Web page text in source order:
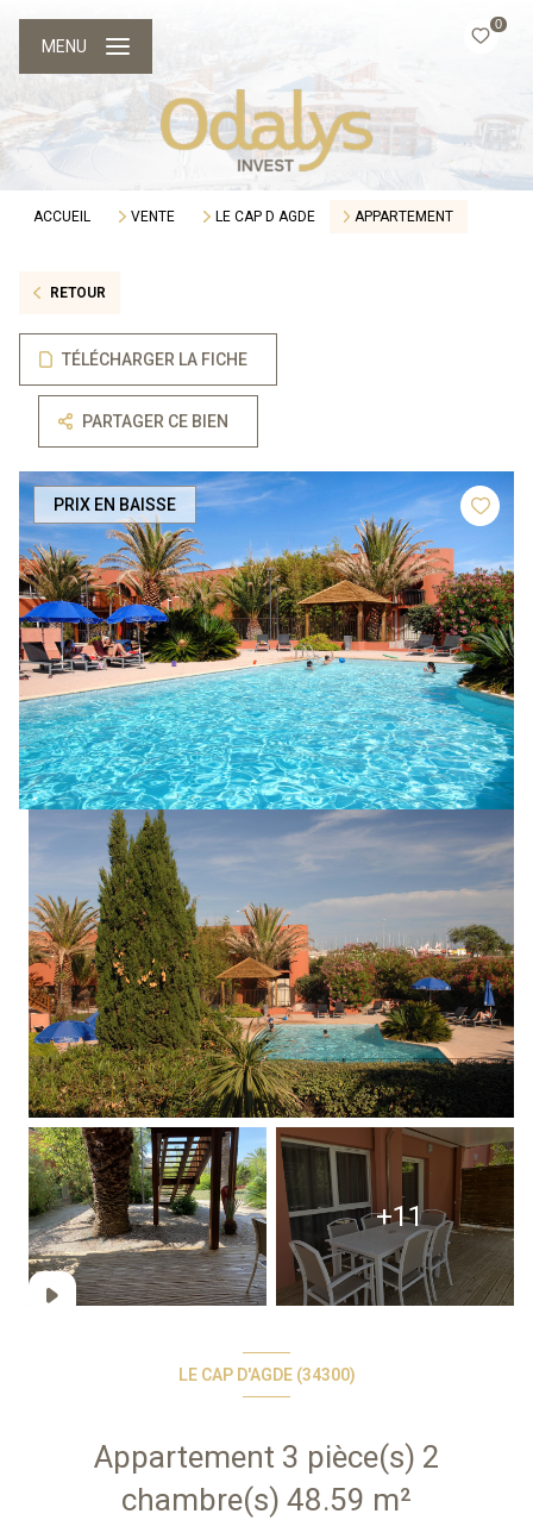
0
MENU
ACCUEIL VENTE LE CAP D AGDE APPARTEMENT
RETOUR
TÉLÉCHARGER LA FICHE
PARTAGER CE BIEN
PRIX EN BAISSE
+11
LE CAP D'AGDE (34300)
Appartement 3 pièce(s) 2
chambre(s) 48.59 m²